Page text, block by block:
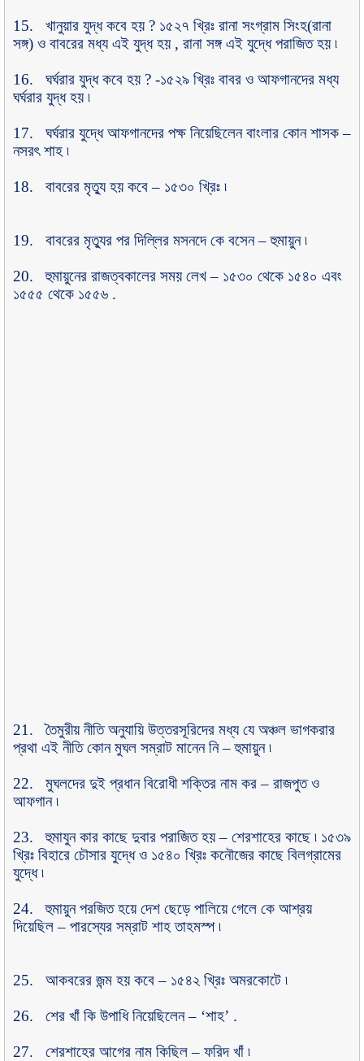
15. খানুয়ার যুদ্ধ কবে হয় ? ১৫২৭ খ্রিঃ রানা সংগ্রাম সিংহ(রানা
সঙ্গ) ও বাবরের মধ্য এই যুদ্ধ হয় , রানা সঙ্গ এই যুদ্ধে পরাজিত হয় ৷
16. ঘর্ঘরার যুদ্ধ কবে হয় ? -১৫২৯ খ্রিঃ বাবর ও আফগানদের মধ্য
ঘর্ঘরার যুদ্ধ হয় ৷
17. ঘর্ঘরার যুদ্ধে আফগানদের পক্ষ নিয়েছিলেন বাংলার কোন শাসক–
নসরৎ শাহ ৷
18. বাবরের মৃত্যু হয় কবে– ১৫৩০ খ্রিঃ ৷
19. বাবরের মৃত্যুর পর দিল্লির মসনদে কে বসেন–হুমায়ুন ৷
20.হুমায়ুনের রাজত্বকালের সময় লেখ– ১৫৩০ থেকে ১৫৪০ এবং
১৫৫৫ থেকে ১৫৫৬ .
21.তৈমুরীয় নীতি অনুযায়ি উত্তরসূরিদের মধ্য যে অঞ্চল ভাগকরার
প্রথা এই নীতি কোন মুঘল সম্রাট মানেন নি–হুমায়ুন ৷
22. মুঘলদের দুই প্রধান বিরোধী শক্তির নাম কর– রাজপুত ও
আফগান ৷
23.হুমাযুন কার কাছে দুবার পরাজিত হয়– শেরশাহের কাছে ৷ ১৫৩৯
খ্রিঃ বিহারে চৌসার যুদ্ধে ও ১৫৪০ খ্রিঃ কনৌজের কাছে বিলগ্রামের
যুদ্ধে ৷
24.হুমায়ুন পরজিত হয়ে দেশ ছেড়ে পালিয়ে গেলে কে আশ্রয়
দিয়েছিল– পারস্যের সম্রাট শাহ তাহমস্প ৷
25. আকবরের জন্ম হয় কবে– ১৫৪২ খ্রিঃ অমরকোটে ৷
26. শের খাঁ কি উপাধি নিয়েছিলেন– ‘শাহ’ .
27. শেরশাহের আগের নাম কিছিল– ফরিদ খাঁ ৷